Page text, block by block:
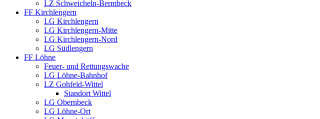
LZ Schweicheln-Bermbeck
FF Kirchlengern
LG Kirchlengern
LG Kirchlengern-Mitte
LG Kirchlengern-Nord
LG Südlengern
FF Löhne
Feuer- und Rettungswache
LG Löhne-Bahnhof
LZ Gohfeld-Wittel
Standort Wittel
LG Obernbeck
LG Löhne-Ort